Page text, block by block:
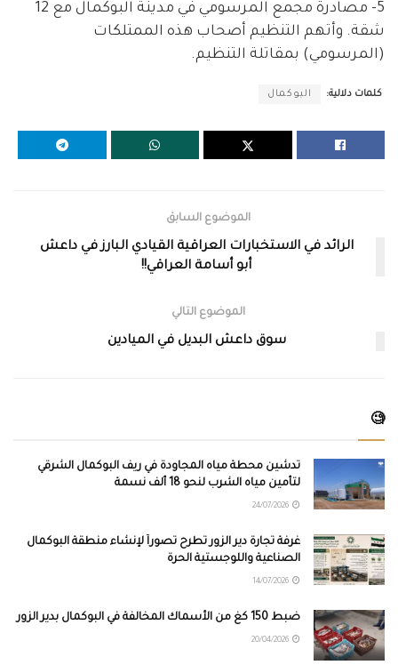
5- مصادرة مجمع المرسومي في مدينة البوكمال مع 12
شقة. وأتهم التنظيم أصحاب هذه الممتلكات
(المرسومي) بمقاتلة التنظيم.
كلمات دلالية: البوكمال
الموضوع السابق
الرائد في الاستخبارات العراقية القيادي البارز في داعش
أبو أسامة العراقي!!
الموضوع التالي
سوق داعش البديل في الميادين
🧐
تدشين محطة مياه المجاودة في ريف البوكمال الشرقي
لتأمين مياه الشرب لنحو 18 ألف نسمة
غرفة تجارة دير الزور تطرح تصوراً لإنشاء منطقة البوكمال
الصناعية واللوجستية الحرة
ضبط 150 كغ من الأسماك المخالفة في البوكمال بدير الزور